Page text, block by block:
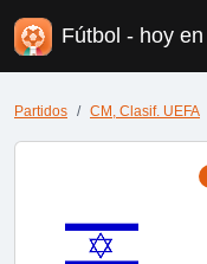
Fútbol - hoy
Partidos CM, Clasif. UEFA